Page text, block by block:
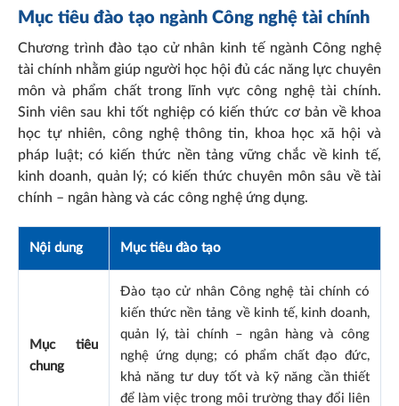
Mục tiêu đào tạo ngành Công nghệ tài chính
Chương trình đào tạo cử nhân kinh tế ngành Công nghệ
tài chính nhằm giúp người học hội đủ các năng lực chuyên
môn và phẩm chất trong lĩnh vực công nghệ tài chính.
Sinh viên sau khi tốt nghiệp có kiến thức cơ bản về khoa
học tự nhiên, công nghệ thông tin, khoa học xã hội và
pháp luật; có kiến thức nền tảng vững chắc về kinh tế,
kinh doanh, quản lý; có kiến thức chuyên môn sâu về tài
chính – ngân hàng và các công nghệ ứng dụng.
Nội dung Mục tiêu đào tạo
Mục tiêu
chung
Đào tạo cử nhân Công nghệ tài chính có
kiến thức nền tảng về kinh tế, kinh doanh,
quản lý, tài chính – ngân hàng và công
nghệ ứng dụng; có phẩm chất đạo đức,
khả năng tư duy tốt và kỹ năng cần thiết
để làm việc trong môi trường thay đổi liên